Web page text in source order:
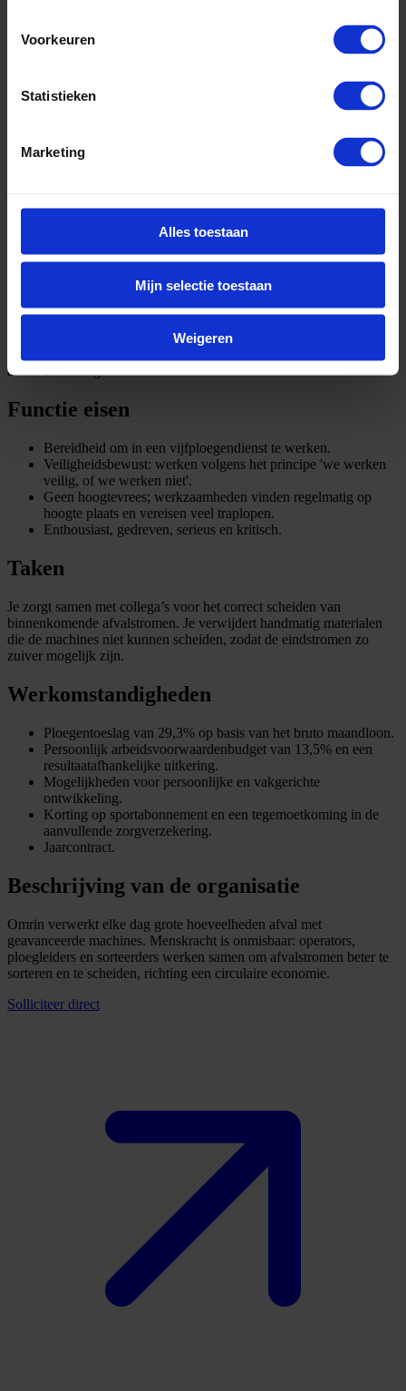
Voorkeuren
Statistieken
Marketing
Alles toestaan
Mijn selectie toestaan
Weigeren
Omschrijving
Je werkt als sorteerder binnen de Scheidings- en
Bewerkingsinstallatie (SBI), onderdeel van de productielijn voor
afvalverwerking.
Functie eisen
Bereidheid om in een vijfploegendienst te werken.
Veiligheidsbewust: werken volgens het principe 'we werken
veilig, of we werken niet'.
Geen hoogtevrees; werkzaamheden vinden regelmatig op
hoogte plaats en vereisen veel traplopen.
Enthousiast, gedreven, serieus en kritisch.
Taken
Je zorgt samen met collega’s voor het correct scheiden van
binnenkomende afvalstromen. Je verwijdert handmatig materialen
die de machines niet kunnen scheiden, zodat de eindstromen zo
zuiver mogelijk zijn.
Werkomstandigheden
Ploegentoeslag van 29,3% op basis van het bruto maandloon.
Persoonlijk arbeidsvoorwaardenbudget van 13,5% en een
resultaatafhankelijke uitkering.
Mogelijkheden voor persoonlijke en vakgerichte
ontwikkeling.
Korting op sportabonnement en een tegemoetkoming in de
aanvullende zorgverzekering.
Jaarcontract.
Beschrijving van de organisatie
Omrin verwerkt elke dag grote hoeveelheden afval met
geavanceerde machines. Menskracht is onmisbaar: operators,
ploegleiders en sorteerders werken samen om afvalstromen beter te
sorteren en te scheiden, richting een circulaire economie.
Solliciteer direct